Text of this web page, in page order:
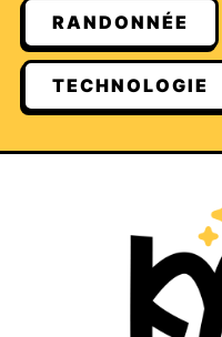
RANDONNÉE
TECHNOLOGIE